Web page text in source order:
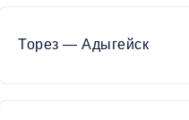
Торез — Адыгейск